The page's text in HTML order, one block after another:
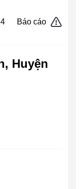
Báo cáo
Huyện